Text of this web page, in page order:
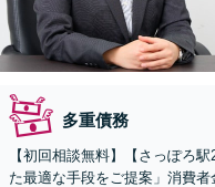
多重債務
【初回相談無料】【さっぽろ
た最適な手段をご提案」消費